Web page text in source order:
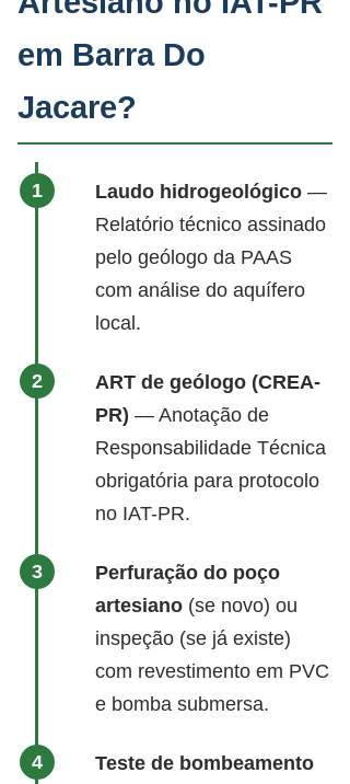
em Barra Do
Jacare?
Laudo hidrogeológico —
Relatório técnico assinado
pelo geólogo da PAAS
com análise do aquífero
local.
ART de geólogo (CREA-
PR) — Anotação de
Responsabilidade Técnica
obrigatória para protocolo
no IAT-PR.
Perfuração do poço
artesiano (se novo) ou
inspeção (se já existe)
com revestimento em PVC
e bomba submersa.
Teste de bombeamento